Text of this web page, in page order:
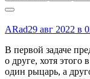
ARad29 авг 2022 в
В первой задаче
о друге, хотя этого
один рыцарь, а